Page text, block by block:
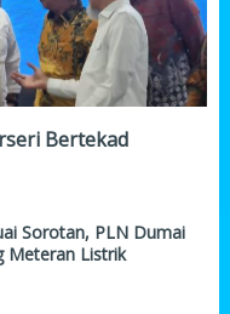
Bertekad
Sorotan, PLN Dumai
Meteran Listrik